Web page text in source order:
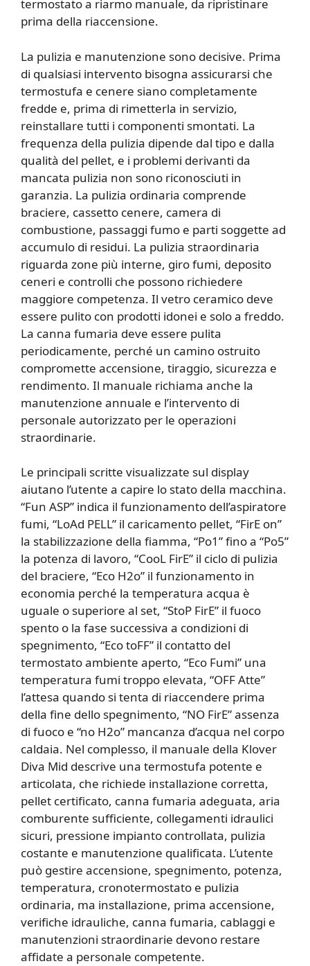
termostato a riarmo manuale, da ripristinare
prima della riaccensione.
La pulizia e manutenzione sono decisive. Prima
di qualsiasi intervento bisogna assicurarsi che
termostufa e cenere siano completamente
fredde e, prima di rimetterla in servizio,
reinstallare tutti i componenti smontati. La
frequenza della pulizia dipende dal tipo e dalla
qualità del pellet, e i problemi derivanti da
mancata pulizia non sono riconosciuti in
garanzia. La pulizia ordinaria comprende
braciere, cassetto cenere, camera di
combustione, passaggi fumo e parti soggette ad
accumulo di residui. La pulizia straordinaria
riguarda zone più interne, giro fumi, deposito
ceneri e controlli che possono richiedere
maggiore competenza. Il vetro ceramico deve
essere pulito con prodotti idonei e solo a freddo.
La canna fumaria deve essere pulita
periodicamente, perché un camino ostruito
compromette accensione, tiraggio, sicurezza e
rendimento. Il manuale richiama anche la
manutenzione annuale e l’intervento di
personale autorizzato per le operazioni
straordinarie.
Le principali scritte visualizzate sul display
aiutano l’utente a capire lo stato della macchina.
“Fun ASP” indica il funzionamento dell’aspiratore
fumi, “LoAd PELL” il caricamento pellet, “FirE on”
la stabilizzazione della fiamma, “Po1” fino a “Po5”
la potenza di lavoro, “CooL FirE” il ciclo di pulizia
del braciere, “Eco H2o” il funzionamento in
economia perché la temperatura acqua è
uguale o superiore al set, “StoP FirE” il fuoco
spento o la fase successiva a condizioni di
spegnimento, “Eco toFF” il contatto del
termostato ambiente aperto, “Eco Fumi” una
temperatura fumi troppo elevata, “OFF Atte”
l’attesa quando si tenta di riaccendere prima
della fine dello spegnimento, “NO FirE” assenza
di fuoco e “no H2o” mancanza d’acqua nel corpo
caldaia. Nel complesso, il manuale della Klover
Diva Mid descrive una termostufa potente e
articolata, che richiede installazione corretta,
pellet certificato, canna fumaria adeguata, aria
comburente sufficiente, collegamenti idraulici
sicuri, pressione impianto controllata, pulizia
costante e manutenzione qualificata. L’utente
può gestire accensione, spegnimento, potenza,
temperatura, cronotermostato e pulizia
ordinaria, ma installazione, prima accensione,
verifiche idrauliche, canna fumaria, cablaggi e
manutenzioni straordinarie devono restare
affidate a personale competente.